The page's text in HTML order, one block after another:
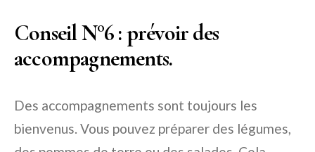
Conseil N°6: prévoir des
accompagnements.
Des accompagnements sont toujours les
bienvenus. Vous pouvez préparer des légumes,